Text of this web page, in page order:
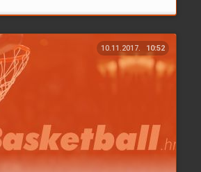
10.11.2017. 10:52